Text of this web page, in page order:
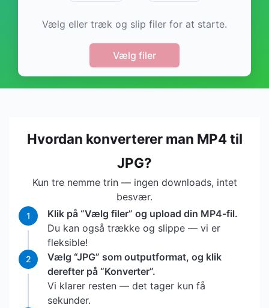
Vælg eller træk og slip filer for at starte.
Vælg filer
Hvordan konverterer man MP4 til
JPG?
Kun tre nemme trin — ingen downloads, intet
besvær.
1
Klik på “Vælg filer” og upload din MP4-fil.
Du kan også trække og slippe — vi er
fleksible!
2
Vælg “JPG” som outputformat, og klik
derefter på “Konverter”.
Vi klarer resten — det tager kun få
sekunder.